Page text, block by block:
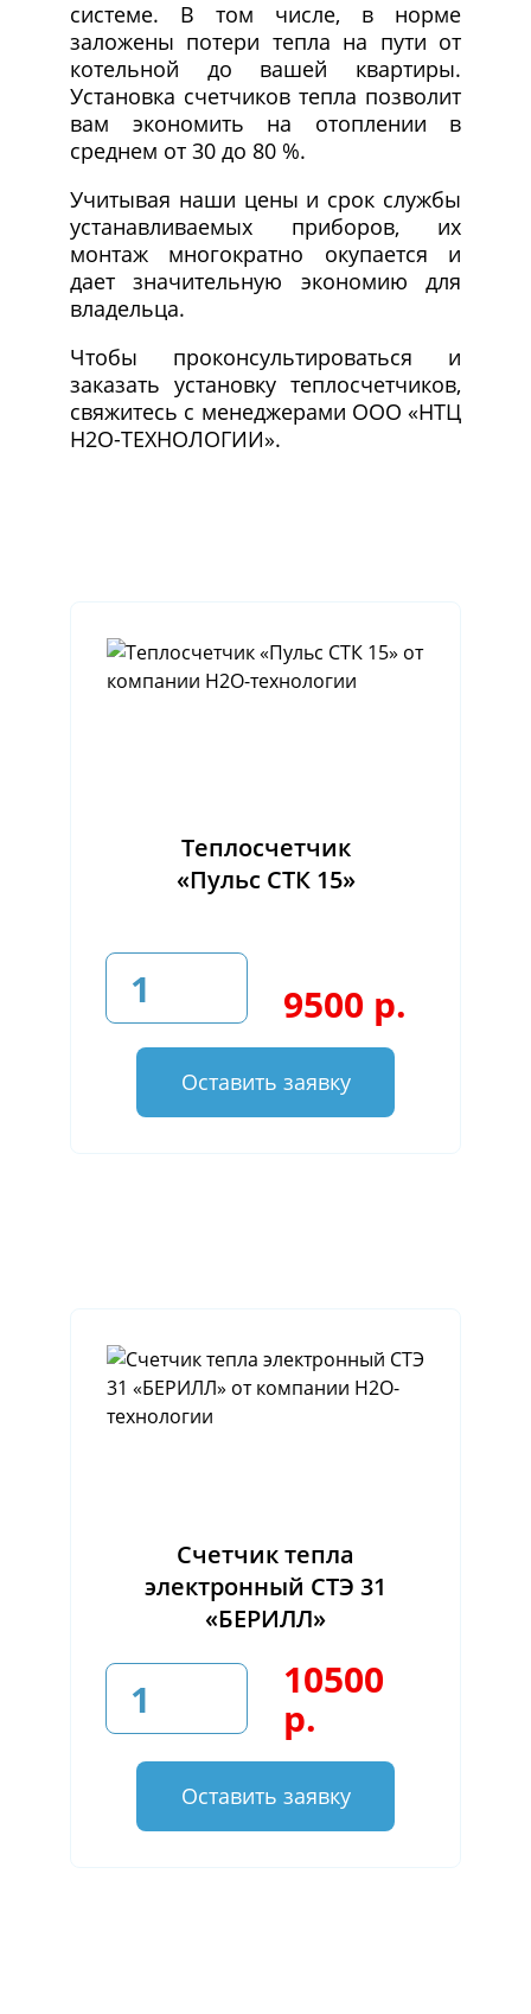
системе. В том числе, в норме
заложены потери тепла на пути от
котельной до вашей квартиры.
Установка счетчиков тепла позволит
вам экономить на отоплении в
среднем от 30 до 80 %.
Учитывая наши цены и срок службы
устанавливаемых приборов, их
монтаж многократно окупается и
дает значительную экономию для
владельца.
Чтобы проконсультироваться и
заказать установку теплосчетчиков,
свяжитесь с менеджерами ООО «НТЦ
Н2О-ТЕХНОЛОГИИ».
9500 р.
Теплосчетчик
«Пульс СТК 15»
Оставить заявку
10500
р.
Счетчик тепла
электронный СТЭ 31
«БЕРИЛЛ»
Оставить заявку